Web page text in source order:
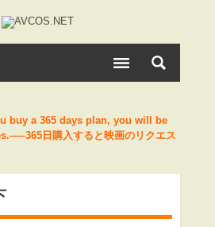
buy a 365 days plan, you will be
日購入すると映画のリクエス